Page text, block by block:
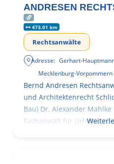
ANDRESEN
473.01 km
Rechtsanwälte
Adresse: Gerhart-
Mecklenburg-Vorpommern
Bernd Andresen
und Architektenrecht
Bau) Dr. Alexander
Fachanwalt für Urheber-